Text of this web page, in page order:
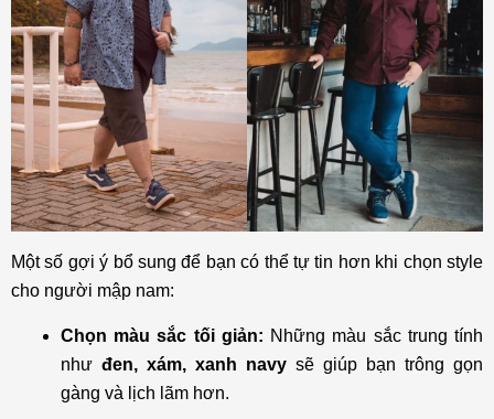
Một số gợi ý bổ sung để bạn có thể tự tin hơn khi chọn style
cho người mập nam:
Chọn màu sắc tối giản: Những màu sắc trung tính
như đen, xám, xanh navy sẽ giúp bạn trông gọn
gàng và lịch lãm hơn.